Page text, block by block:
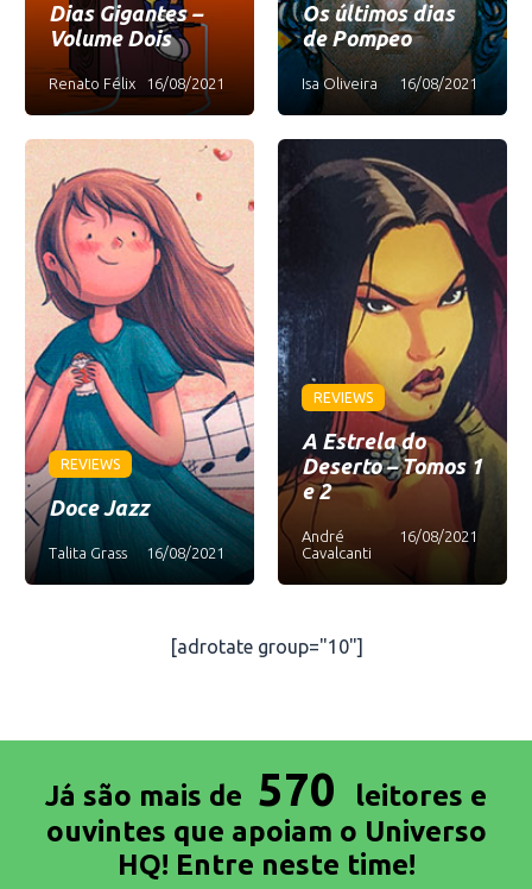
Dias Gigantes –
Volume Dois
Renato Félix 16/08/2021
Os últimos dias
de Pompeo
Isa Oliveira 16/08/2021
REVIEWS
Doce Jazz
Talita Grass 16/08/2021
REVIEWS
A Estrela do
Deserto – Tomos 1
e 2
André
Cavalcanti
16/08/2021
[adrotate group="10"]
Já são mais de 570
leitores e
ouvintes que apoiam o Universo
HQ! Entre neste time!